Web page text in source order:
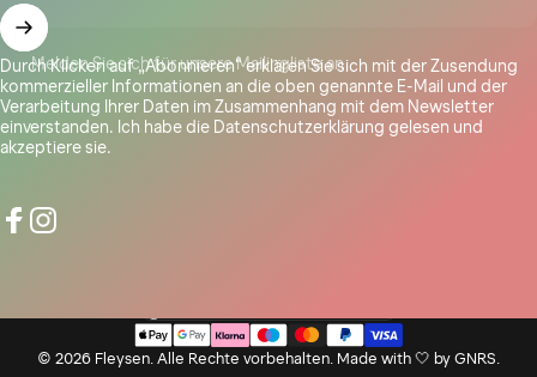
Melden Sie sich für unsere Mailingliste an
Durch Klicken auf „Abonnieren“ erklären Sie sich mit der Zusendung
kommerzieller Informationen an die oben genannte E-Mail und der
Verarbeitung Ihrer Daten im Zusammenhang mit dem Newsletter
einverstanden. Ich habedie Datenschutzerklärung gelesen und
akzeptiere sie.
© 2026 Fleysen. Alle Rechte vorbehalten. Made with 🤍 by GNRS.
Land/Region